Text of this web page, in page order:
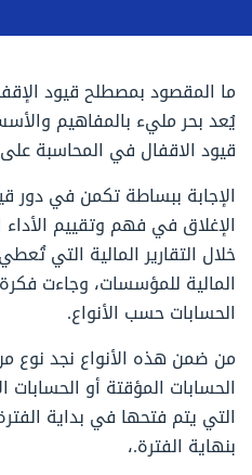
ما المقصود بمصطلح قيود
يُعد بحر مليء بالمفاهيم
قيود الاقفال في المحاسبة على
الإجابة ببساطة تكمن في دور
الإغلاق في فهم وتقييم
خلال التقارير المالية التي
المالية للمؤسسات، وجاءت
الحسابات حسب الأنواع.
من ضمن هذه الأنواع نجد نوع
الحسابات المؤقتة أو
التي يتم فتحها في بداية
بنهاية الفترة.،